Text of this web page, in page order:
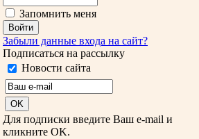
Запомнить меня
Забыли данные входа на сайт?
Подписаться на рассылку
Новости сайта
Для подписки введите Ваш e-mail и
кликните OK.